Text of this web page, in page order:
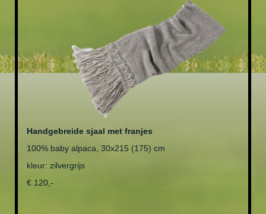
Handgebreide sjaal met franjes
100% baby alpaca, 30x215 (175) cm
kleur: zilvergrijs
€ 120,-